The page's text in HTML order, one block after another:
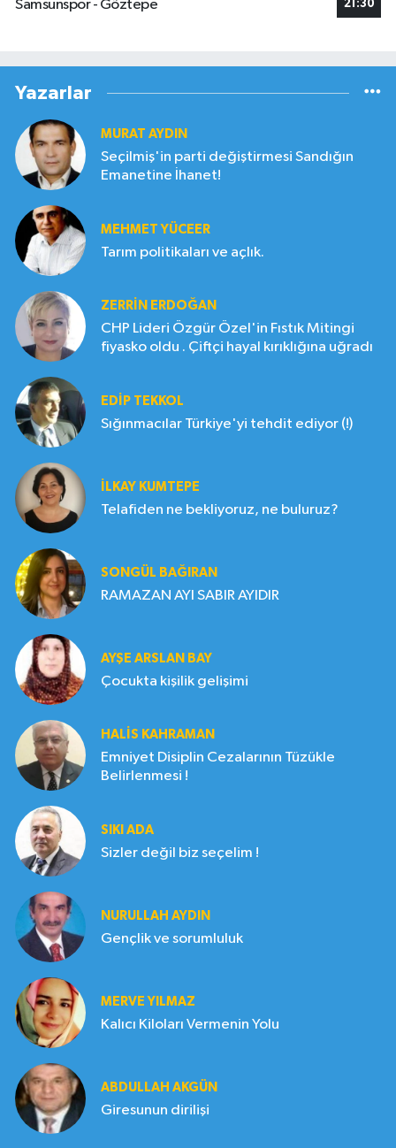
Samsunspor - Göztepe 21:30
Yazarlar
MURAT AYDIN
Seçilmiş'in parti değiştirmesi Sandığın
Emanetine İhanet!
MEHMET YÜCEER
Tarım politikaları ve açlık.
ZERRIN ERDOĞAN
CHP Lideri Özgür Özel'in Fıstık Mitingi
fiyasko oldu . Çiftçi hayal kırıklığına uğradı
EDIP TEKKOL
Sığınmacılar Türkiye'yi tehdit ediyor (!)
İLKAY KUMTEPE
Telafiden ne bekliyoruz, ne buluruz?
SONGÜL BAĞIRAN
RAMAZAN AYI SABIR AYIDIR
AYŞE ARSLAN BAY
Çocukta kişilik gelişimi
HALIS KAHRAMAN
Emniyet Disiplin Cezalarının Tüzükle
Belirlenmesi !
SIKI ADA
Sizler değil biz seçelim !
NURULLAH AYDIN
Gençlik ve sorumluluk
MERVE YILMAZ
Kalıcı Kiloları Vermenin Yolu
ABDULLAH AKGÜN
Giresunun dirilişi